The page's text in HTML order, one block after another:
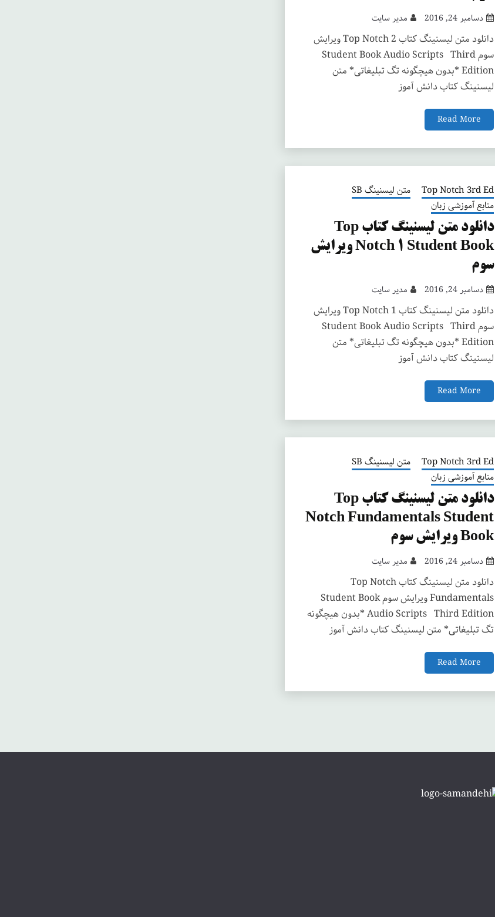
دسامبر 24, 2016 مدیر سایت
دانلود متن لیسنینگ کتاب Top Notch 2 ویرایش
سوم Student Book Audio Scripts Third
Edition *بدون هیچگونه تگ تبلیغاتی* متن
لیسنینگ کتاب دانش آموز
Read More
Top Notch 3rd Ed
متن لیسنینگ SB
منابع آموزشی زبان
دانلود متن لیسنینگ کتاب Top
Notch 1 Student Book ویرایش
سوم
دسامبر 24, 2016 مدیر سایت
دانلود متن لیسنینگ کتاب Top Notch 1 ویرایش
سوم Student Book Audio Scripts Third
Edition *بدون هیچگونه تگ تبلیغاتی* متن
لیسنینگ کتاب دانش آموز
Read More
Top Notch 3rd Ed
متن لیسنینگ SB
منابع آموزشی زبان
دانلود متن لیسنینگ کتاب Top
Notch Fundamentals Student
Book ویرایش سوم
دسامبر 24, 2016 مدیر سایت
دانلود متن لیسنینگ کتاب Top Notch
Fundamentals ویرایش سوم Student Book
Audio Scripts Third Edition *بدون هیچگونه
تگ تبلیغاتی* متن لیسنینگ کتاب دانش آموز
Read More